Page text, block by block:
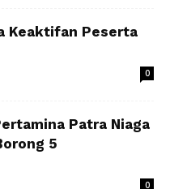
Keaktifan Peserta
0
Patra Niaga
5
0